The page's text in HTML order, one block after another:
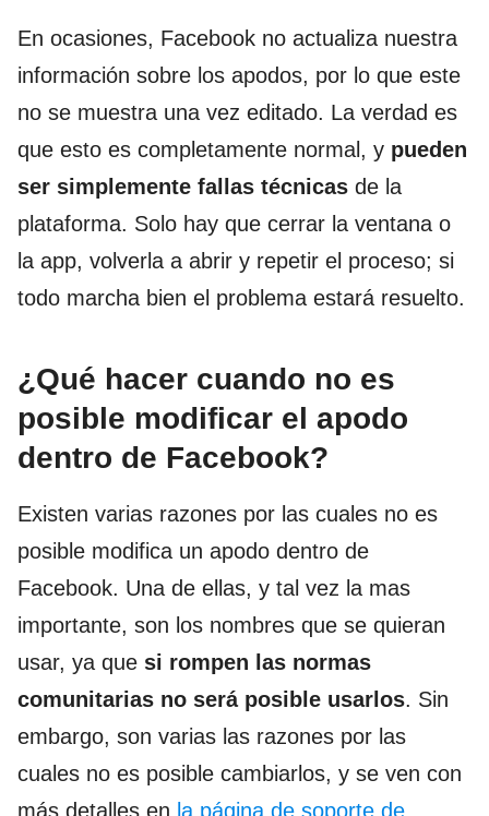
En ocasiones, Facebook no actualiza nuestra
información sobre los apodos, por lo que este
no se muestra una vez editado. La verdad es
que esto es completamente normal, y pueden
ser simplemente fallas técnicas de la
plataforma. Solo hay que cerrar la ventana o
la app, volverla a abrir y repetir el proceso; si
todo marcha bien el problema estará resuelto.
¿Qué hacer cuando no es
posible modificar el apodo
dentro de Facebook?
Existen varias razones por las cuales no es
posible modifica un apodo dentro de
Facebook. Una de ellas, y tal vez la mas
importante, son los nombres que se quieran
usar, ya que si rompen las normas
comunitarias no será posible usarlos. Sin
embargo, son varias las razones por las
cuales no es posible cambiarlos, y se ven con
más detalles en la página de soporte de